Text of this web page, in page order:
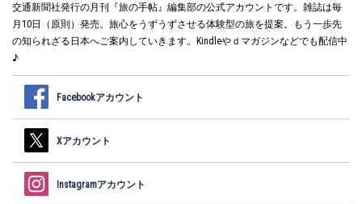
交通新聞社発行の月刊『旅の手帖』編集部の公式アカウントです。雑誌は毎
月10日（原則）発売。旅心をうずうずさせる体験型の旅を提案。もう一歩先
の知られざる日本へご案内していきます。Kindleやｄマガジンなどでも配信中
♪
Facebookアカウント
Xアカウント
Instagramアカウント